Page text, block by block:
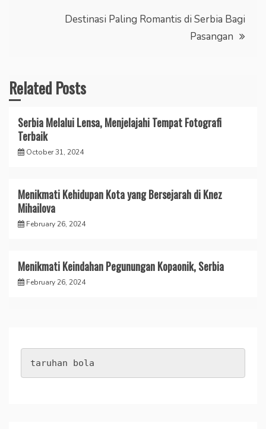
Destinasi Paling Romantis di Serbia Bagi
Pasangan
Related Posts
Serbia Melalui Lensa, Menjelajahi Tempat Fotografi
Terbaik
October 31, 2024
Menikmati Kehidupan Kota yang Bersejarah di Knez
Mihailova
February 26, 2024
Menikmati Keindahan Pegunungan Kopaonik, Serbia
February 26, 2024
taruhan bola